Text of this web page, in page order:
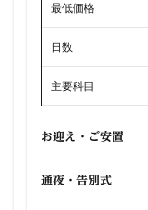
最低価格
日数
主要科目
お迎え・ご安置
通夜・告別式